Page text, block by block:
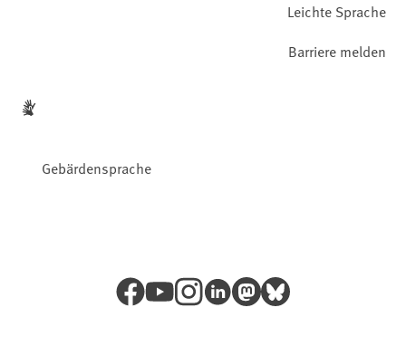
Leichte Sprache
Gebärdensprache
Barriere melden